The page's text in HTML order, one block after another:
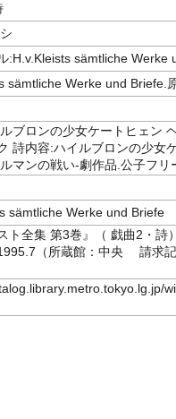
:H.v.Kleists sämtliche Werke
sämtliche Werke und Briefe.
ブロンの少女ケートヒェン
詩内容:ハイルブロンの少女
マンの戦い-劇作品.公子フ
sämtliche Werke und Briefe
スト全集 第3巻』（ 戯曲2
（所蔵館：中央 請求